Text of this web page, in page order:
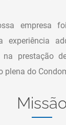
empresa
experiência
na prestação
plena do
Missão